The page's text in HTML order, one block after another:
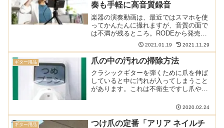
奏も手軽に高音質録音
楽器の演奏動画は、最近ではスマホを使
ってかんたんに撮れますが、音質の面で
は不満が残るところ。RODEから発売さ
れる「ブイロガーキット」には高音質マ
イクや三脚が含まれ、これを買えば高音
質な演奏動画が手軽に行えます。クラシ
ックギターの演奏をスマ...
2021.01.19 2021.11.29
ギター用品 爪の中の汚れの掃除方法
クラシックギターを弾くために爪を伸ば
していると中に汚れが入ってしまうこと
があります。これは不衛生ですし爪や皮
たいものです。爪の中の汚れはどのよう
で爪の中に汚れが入るクラ...
2020.02.24
ギター用品
つけ爪の定番「アリア ネイルチ